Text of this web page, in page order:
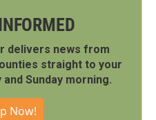
delivers news from
straight to your
Sunday morning.
Now!